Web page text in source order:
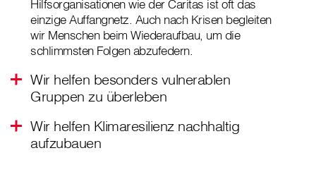
Hilfsorganisationen wie der Caritas ist oft das
einzige Auffangnetz. Auch nach Krisen begleiten
wir Menschen beim Wiederaufbau, um die
schlimmsten Folgen abzufedern.
Wir helfen besonders vulnerablen
Gruppen zu überleben
Wir helfen Klimaresilienz nachhaltig
aufzubauen